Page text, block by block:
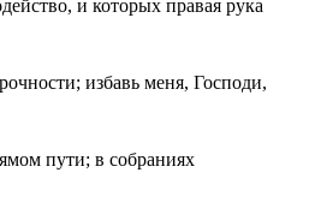
и которых правая рука
избавь меня, Господи,
пути; в собраниях